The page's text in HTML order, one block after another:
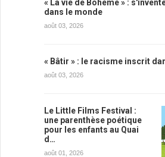
« La vie de Bohème » :
dans le monde
août 03, 2026
« Bâtir » : le racisme inscrit
août 03, 2026
Le Little Films Festival :
une parenthèse poétique
pour les enfants au Quai
d…
août 01, 2026